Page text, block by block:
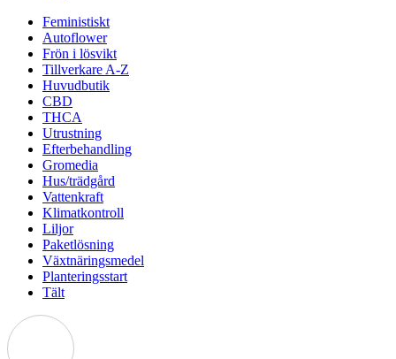
Feministiskt
Autoflower
Frön i lösvikt
Tillverkare A-Z
Huvudbutik
CBD
THCA
Utrustning
Efterbehandling
Gromedia
Hus/trädgård
Vattenkraft
Klimatkontroll
Liljor
Paketlösning
Växtnäringsmedel
Planteringsstart
Tält